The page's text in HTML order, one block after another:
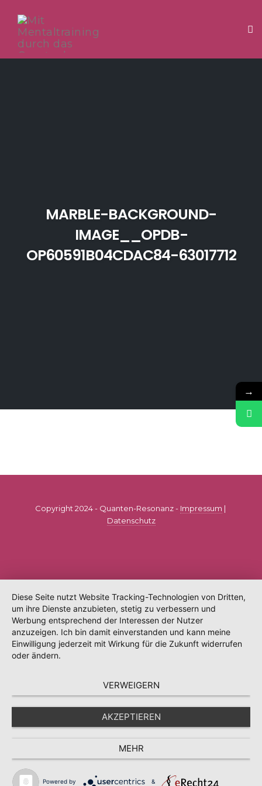
MARBLE-BACKGROUND-
IMAGE__OPDB-
OP60591B04CDAC84-63017712
Copyright 2024 - Quanten-Resonanz - Impressum |
Datenschutz
→
Diese Seite nutzt Website Tracking-Technologien von Dritten,
um ihre Dienste anzubieten, stetig zu verbessern und
Werbung entsprechend der Interessen der Nutzer
anzuzeigen. Ich bin damit einverstanden und kann meine
Einwilligung jederzeit mit Wirkung für die Zukunft widerrufen
oder ändern.
VERWEIGERN
AKZEPTIEREN
MEHR
Powered by &